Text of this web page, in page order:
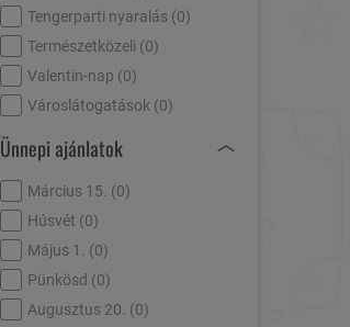
Tengerparti nyaralás (0)
Természetközeli (0)
Valentin-nap (0)
Városlátogatások (0)
Ünnepi ajánlatok
Március 15. (0)
Húsvét (0)
Május 1. (0)
Pünkösd (0)
Augusztus 20. (0)